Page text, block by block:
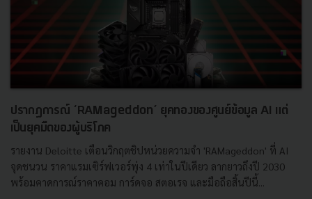
ปรากฏการณ์ ‘RAMageddon’ ยุคทองของศูนย์ข้อมูล AI แต่
เป็นยุคมืดของผู้บริโภค
รายงาน Deloitte เตือนวิกฤตชิปหน่วยความจำ 'RAMageddon' ที่ AI
จุดชนวน ราคาแรมเซิร์ฟเวอร์พุ่ง 4 เท่าในปีเดียว ลากยาวถึงปี 2030
พร้อมคาดการณ์ราคาคอม การ์ดจอ สตอเรจ และมือถือสิ้นปีนี้...